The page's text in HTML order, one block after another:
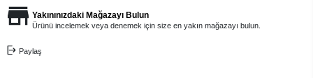
Yakınınızdaki Mağazayı Bulun
Ürünü incelemek veya denemek için size en yakın mağazayı bulun.
Paylaş